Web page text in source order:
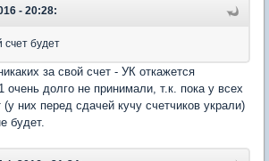
- 20:28:
счет будет
за свой счет - УК откажется
долго не принимали, т.к. пока у всех
(у них перед сдачей кучу счетчиков украли)
будет.